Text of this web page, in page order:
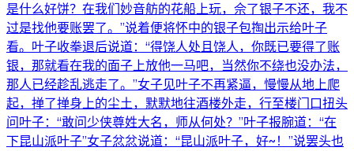
是什么好饼？在我们妙音舫的花船上玩，佘了银子不还，我不
过是找他要账罢了。”说着便将怀中的银子包掏出示给叶子
看。叶子收拳退后说道：“得饶人处且饶人，你既已要得了账
银，那就看在我的面子上放他一马吧，当然你不绕也没办法，
那人已经趁乱逃走了。”女子见叶子不再紧逼，慢慢从地上爬
起，掸了掸身上的尘土，默默地往酒楼外走，行至楼门口扭头
问叶子：“敢问少侠尊姓大名，师从何处？”叶子报腕道：“在
下昆山派叶子”女子忿忿说道：“昆山派叶子，好~！”说罢头也